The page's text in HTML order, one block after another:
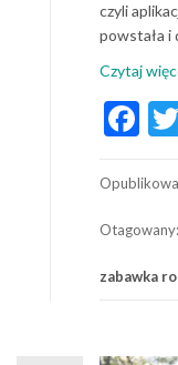
czyli
powstała i
Czytaj
Otagowany:
zabawka